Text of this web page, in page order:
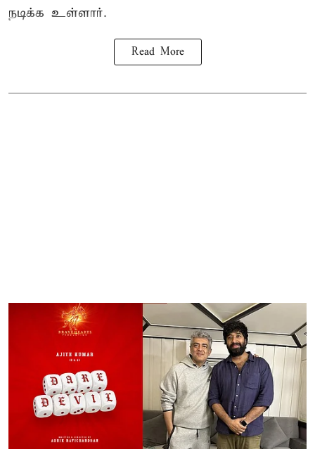
நடிக்க உள்ளார்.
Read More